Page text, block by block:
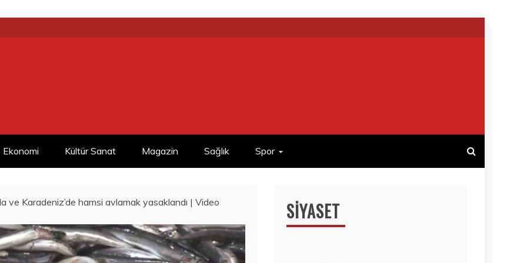
Ekonomi Kültür Sanat Magazin Sağlık Spor
ve Karadeniz’de hamsi avlamak yasaklandı | Video SIYASET